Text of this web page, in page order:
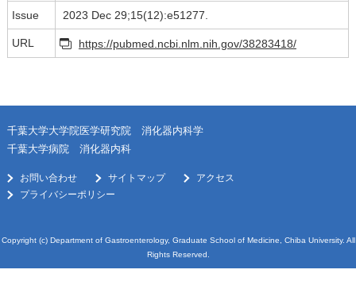
Issue 2023 Dec 29;15(12):e51277.
URL https://pubmed.ncbi.nlm.nih.gov/38283418/
千葉大学大学院医学研究院 消化器内科学
千葉大学病院 消化器内科
お問い合わせ サイトマップ
アクセス
プライバシーポリシー
Copyright (c) Department of Gastroenterology, Graduate School of Medicine, Chiba University. All
Rights Reserved.